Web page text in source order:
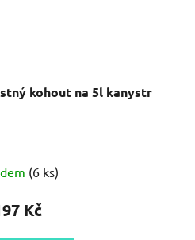
kohout na 5l kanystr
(6 ks)
Kč